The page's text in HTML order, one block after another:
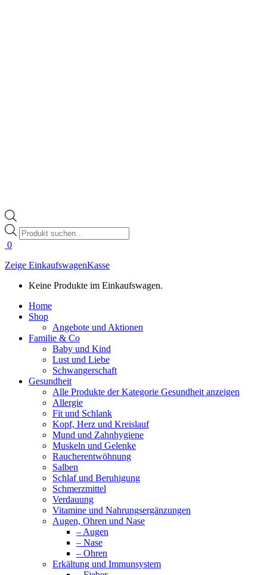
Products
search
0
Zeige EinkaufswagenKasse
Keine Produkte im Einkaufswagen.
Home
Shop
Angebote und Aktionen
Familie & Co
Baby und Kind
Lust und Liebe
Schwangerschaft
Gesundheit
Alle Produkte der Kategorie Gesundheit anzeigen
Allergie
Fit und Schlank
Kopf, Herz und Kreislauf
Mund und Zahnhygiene
Muskeln und Gelenke
Raucherentwöhnung
Salben
Schlaf und Beruhigung
Schmerzmittel
Verdauung
Vitamine und Nahrungsergänzungen
Augen, Ohren und Nase
– Augen
– Nase
– Ohren
Erkältung und Immunsystem